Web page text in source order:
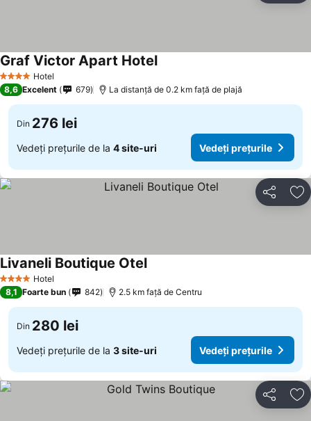
4 Stele Hotel
Graf Victor Apart HotelVedeți prețurile
8,6 Excelent 679 La distanță de 0.2 km față de plajă
Din 276 lei
Vedeți prețurile de la 4 site-uri Vedeți prețurile
Distribuiți
4 Stele Hotel
Livaneli Boutique OtelVedeți prețurile
8,1 Foarte bun 842 2.5 km faţă de Centru
Din 280 lei
Vedeți prețurile de la 3 site-uri Vedeți prețurile
Distribuiți